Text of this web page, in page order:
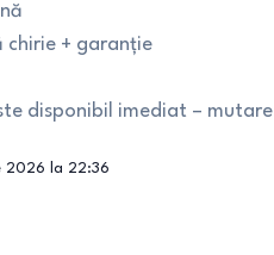
chirie + garanție
disponibil imediat –
2026 la 22:36